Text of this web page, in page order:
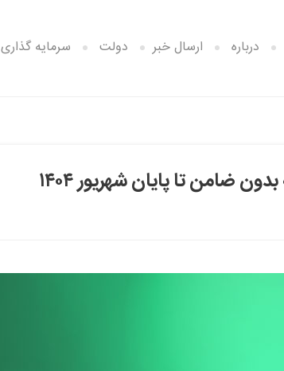
درباره ارسال خبر دولت سرمایه گذاری